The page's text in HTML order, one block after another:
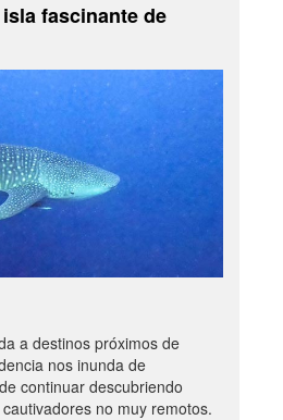
fascinante de
a destinos próximos de
nos inunda de
continuar descubriendo
no muy remotos.